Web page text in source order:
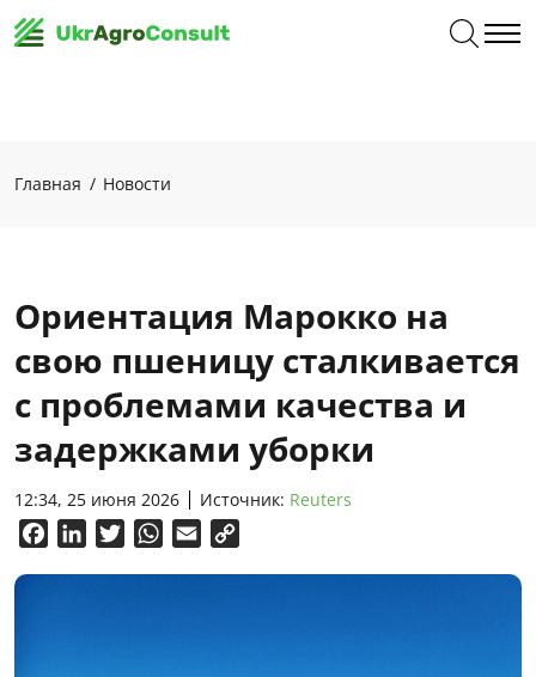
Главная Новости
Ориентация Марокко на
свою пшеницу сталкивается
с проблемами качества и
задержками уборки
12:34, 25 июня 2026 Источник: Reuters
FacebookLinkedInTwitterWhatsApp
Email